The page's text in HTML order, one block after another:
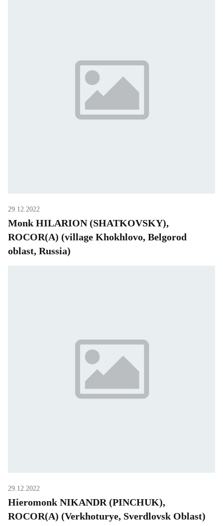
29.12.2022
Monk HILARION (SHATKOVSKY),
ROCOR(A) (village Khokhlovo, Belgorod
oblast, Russia)
29.12.2022
Hieromonk NIKANDR (PINCHUK),
ROCOR(A) (Verkhoturye, Sverdlovsk Oblast)